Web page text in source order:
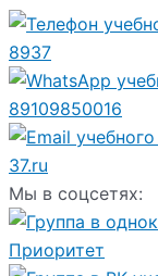
8937
89109850016
37.ru
Мы в соцсетях: